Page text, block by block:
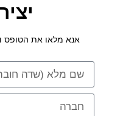
אנא מלאו את הטופס